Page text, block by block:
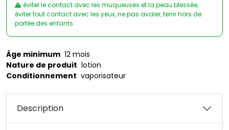
éviter le contact avec les muqueuses et la peau blessée,
éviter tout contact avec les yeux, ne pas avaler, tenir hors de
portée des enfants
Âge minimum 12 mois
Nature de produit lotion
Conditionnement vaporisateur
Description